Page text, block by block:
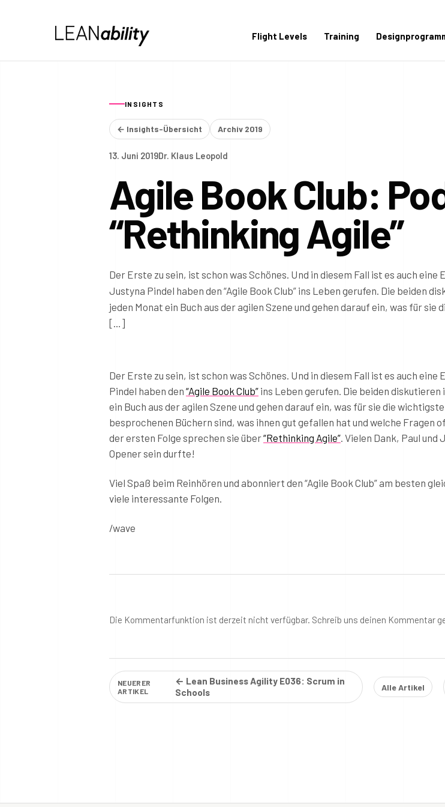
Flight Levels Training
INSIGHTS
← Insights-Übersicht Archiv 2019
13. Juni 2019Dr. Klaus Leopold
Agile Book Club:
“Rethinking Agile”
Der Erste zu sein, ist schon was Schönes. Und in diesem Fall ist es auch eine
Justyna Pindel haben den “Agile Book Club” ins Leben gerufen. Die beiden
jeden Monat ein Buch aus der agilen Szene und gehen darauf ein, was für sie
[…]
Der Erste zu sein, ist schon was Schönes. Und in diesem Fall ist es auch eine
Pindel haben den “Agile Book Club” ins Leben gerufen. Die beiden
ein Buch aus der agilen Szene und gehen darauf ein, was für sie die
besprochenen Büchern sind, was ihnen gut gefallen hat und welche Fragen
der ersten Folge sprechen sie über“Rethinking Agile” . Vielen Dank, Paul
Opener sein durfte!
Viel Spaß beim Reinhören und abonniert den “Agile Book Club” am besten
viele interessante Folgen.
/wave
Die Kommentarfunktion ist derzeit nicht verfügbar. Schreib uns deinen Kommentar
NEUERER
ARTIKEL
← Lean Business Agility E036: Scrum in
Schools
Alle Artikel